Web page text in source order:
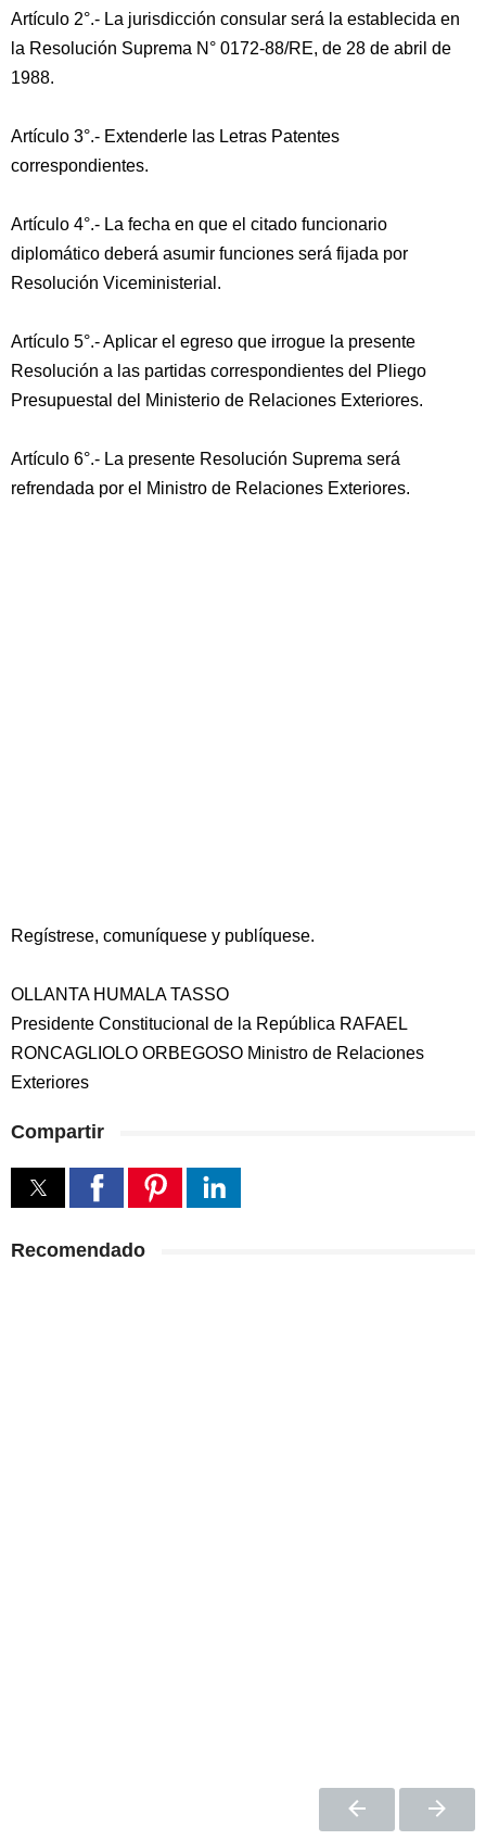
Artículo 2°.- La jurisdicción consular será la establecida en
la Resolución Suprema N° 0172-88/RE, de 28 de abril de
1988.
Artículo 3°.- Extenderle las Letras Patentes
correspondientes.
Artículo 4°.- La fecha en que el citado funcionario
diplomático deberá asumir funciones será fijada por
Resolución Viceministerial.
Artículo 5°.- Aplicar el egreso que irrogue la presente
Resolución a las partidas correspondientes del Pliego
Presupuestal del Ministerio de Relaciones Exteriores.
Artículo 6°.- La presente Resolución Suprema será
refrendada por el Ministro de Relaciones Exteriores.
Regístrese, comuníquese y publíquese.
OLLANTA HUMALA TASSO
Presidente Constitucional de la República RAFAEL
RONCAGLIOLO ORBEGOSO Ministro de Relaciones
Exteriores
Compartir
Recomendado